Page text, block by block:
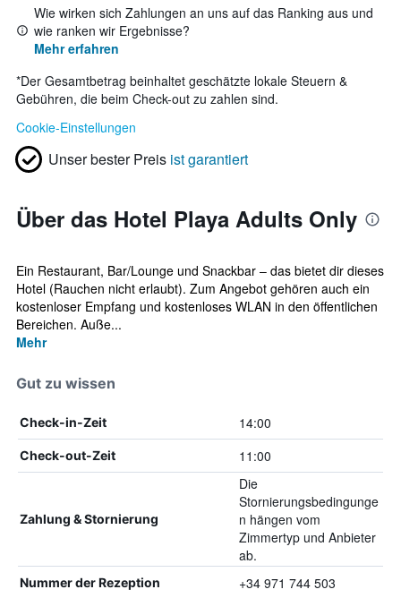
Wie wirken sich Zahlungen an uns auf das Ranking aus und
wie ranken wir Ergebnisse?
Mehr erfahren
*Der Gesamtbetrag beinhaltet geschätzte lokale Steuern &
Gebühren, die beim Check-out zu zahlen sind.
Cookie-Einstellungen
Unser bester Preis ist garantiert
Über das Hotel Playa Adults Only
Ein Restaurant, Bar/Lounge und Snackbar – das bietet dir dieses
Hotel (Rauchen nicht erlaubt). Zum Angebot gehören auch ein
kostenloser Empfang und kostenloses WLAN in den öffentlichen
Bereichen. Auße...
Mehr
Gut zu wissen
Check-in-Zeit 14:00
Check-out-Zeit 11:00
Zahlung & Stornierung
Die
Stornierungsbedingunge
n hängen vom
Zimmertyp und Anbieter
ab.
Nummer der Rezeption +34 971 744 503